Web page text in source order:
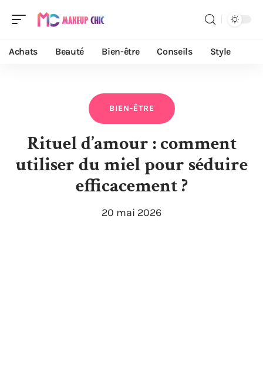
Achats Beauté Bien-être Conseils Style
BIEN-ÊTRE
Rituel d’amour : comment
utiliser du miel pour séduire
efficacement ?
20 mai 2026